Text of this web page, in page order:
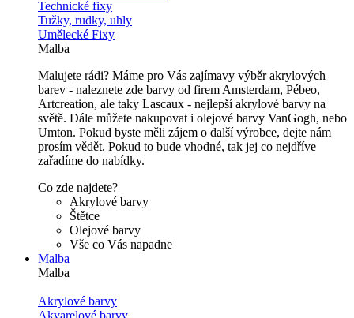
Technické fixy
Tužky, rudky, uhly
Umělecké Fixy
Malba
Malujete rádi? Máme pro Vás zajímavy výběr akrylových
barev - naleznete zde barvy od firem Amsterdam, Pébeo,
Artcreation, ale taky Lascaux - nejlepší akrylové barvy na
světě. Dále můžete nakupovat i olejové barvy VanGogh, nebo
Umton. Pokud byste měli zájem o další výrobce, dejte nám
prosím vědět. Pokud to bude vhodné, tak jej co nejdříve
zařadíme do nabídky.
Co zde najdete?
Akrylové barvy
Štětce
Olejové barvy
Vše co Vás napadne
Malba
Malba
Akrylové barvy
Akvarelové barvy